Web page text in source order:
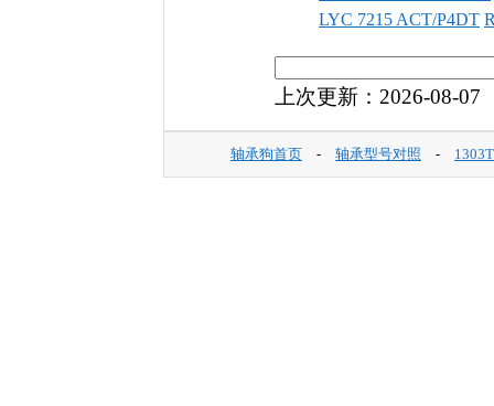
LYC 7215 ACT/P4DT
上次更新：2026-08-07
轴承狗首页 - 轴承型号对照 -